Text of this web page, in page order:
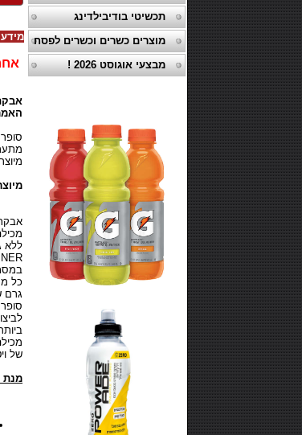
תכשיטי בודיבילדינג
מוצרים כשרים וכשרים לפסח
מבצעי אוגוסט 2026 !
אבקת
ללא
גרם
של
מנת הגשה